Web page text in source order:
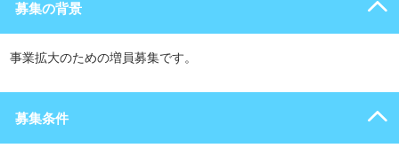
募集の背景
事業拡大のための増員募集です。
募集条件